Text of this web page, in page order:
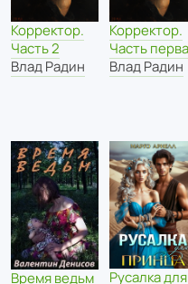
Корректор.
Часть 2
Влад Радин
Корректор.
Часть
Влад Радин
Время ведьм
Русалка для